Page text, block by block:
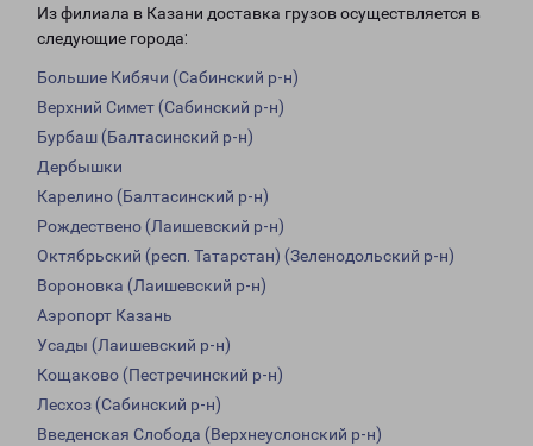
Из филиала в Казани доставка грузов осуществляется в
следующие города:
Большие Кибячи (Сабинский р-н)
Верхний Симет (Сабинский р-н)
Бурбаш (Балтасинский р-н)
Дербышки
Карелино (Балтасинский р-н)
Рождествено (Лаишевский р-н)
Октябрьский (респ. Татарстан) (Зеленодольский р-н)
Вороновка (Лаишевский р-н)
Аэропорт Казань
Усады (Лаишевский р-н)
Кощаково (Пестречинский р-н)
Лесхоз (Сабинский р-н)
Введенская Слобода (Верхнеуслонский р-н)